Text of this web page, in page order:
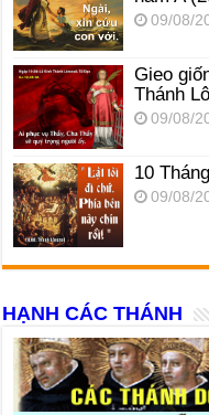
09/08/
Gieo
Thánh
09/08/
10
09/08/
HẠNH CÁC THÁNH